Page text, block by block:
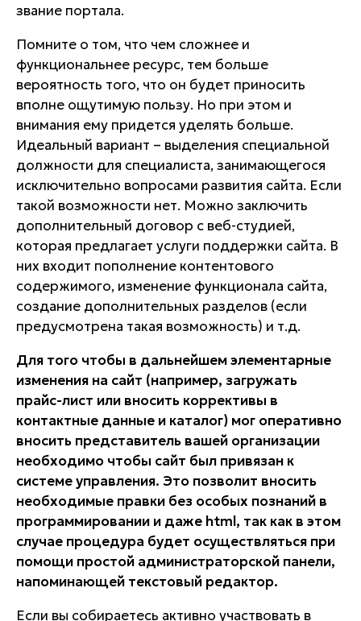
звание портала.
Помните о том, что чем сложнее и
функциональнее ресурс, тем больше
вероятность того, что он будет приносить
вполне ощутимую пользу. Но при этом и
внимания ему придется уделять больше.
Идеальный вариант – выделения специальной
должности для специалиста, занимающегося
исключительно вопросами развития сайта. Если
такой возможности нет. Можно заключить
дополнительный договор с веб-студией,
которая предлагает услуги поддержки сайта. В
них входит пополнение контентового
содержимого, изменение функционала сайта,
создание дополнительных разделов (если
предусмотрена такая возможность) и т.д.
Для того чтобы в дальнейшем элементарные
изменения на сайт (например, загружать
прайс-лист или вносить коррективы в
контактные данные и каталог) мог оперативно
вносить представитель вашей организации
необходимо чтобы сайт был привязан к
системе управления. Это позволит вносить
необходимые правки без особых познаний в
программировании и даже html, так как в этом
случае процедура будет осуществляться при
помощи простой администраторской панели,
напоминающей текстовый редактор.
Если вы собираетесь активно участвовать в